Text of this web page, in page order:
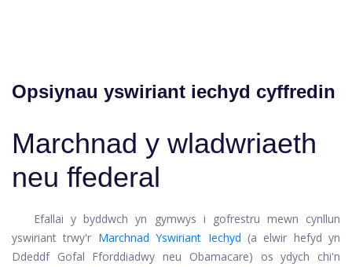
Opsiynau yswiriant iechyd cyffredin
Marchnad y wladwriaeth
neu ffederal
Efallai y byddwch yn gymwys i gofrestru mewn cynllun
yswiriant trwy'r Marchnad Yswiriant Iechyd (a elwir hefyd yn
Ddeddf Gofal Fforddiadwy neu Obamacare) os ydych chi'n